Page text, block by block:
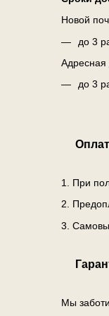
Новой
до 3
Адресная
до 3
1. При
2.
3.
Мы